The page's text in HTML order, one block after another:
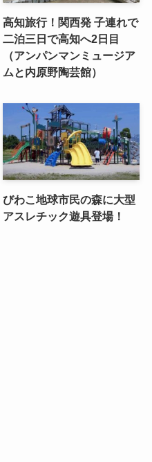
高知旅行！関西発 子連れで
二泊三日で高知へ2日目
（アンパンマンミュージア
ムと内原野陶芸館）
びわこ地球市民の森に大型
アスレチック遊具登場！